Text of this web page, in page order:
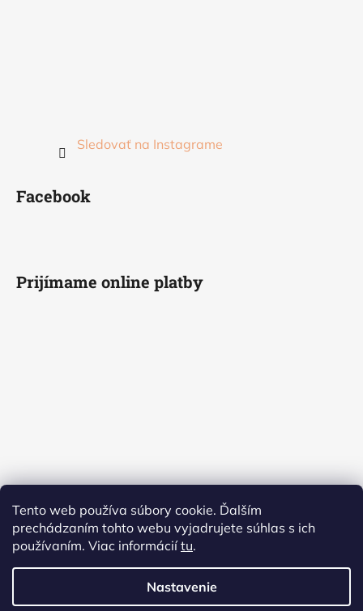
Tento web používa súbory cookie. Ďalším
prechádzaním tohto webu vyjadrujete súhlas s ich
používaním. Viac informáciítu.
Nastavenie
Sledovať na Instagrame
Facebook
Prijímame online platby